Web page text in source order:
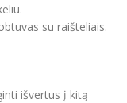
su raišteliais.
išvertus į kitą